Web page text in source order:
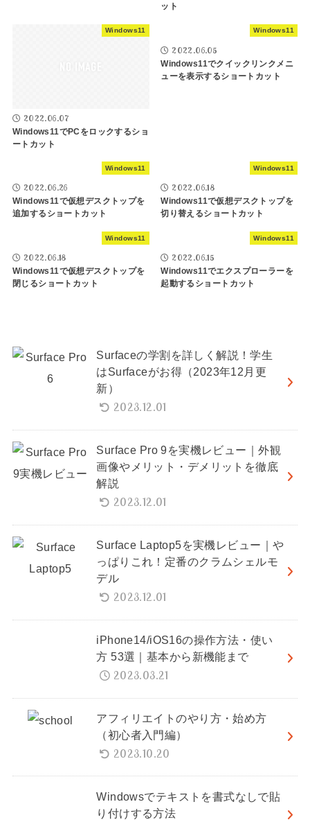
ット
Windows11
2022.06.07
Windows11でPCをロックするショ
ートカット
Windows11
2022.06.05
Windows11でクイックリンクメニ
ューを表示するショートカット
Windows11
2022.06.26
Windows11で仮想デスクトップを
追加するショートカット
Windows11
2022.06.18
Windows11で仮想デスクトップを
切り替えるショートカット
Windows11
2022.06.18
Windows11で仮想デスクトップを
閉じるショートカット
Windows11
2022.06.15
Windows11でエクスプローラーを
起動するショートカット
Surfaceの学割を詳しく解説！学生
はSurfaceがお得（2023年12月更
新）
2023.12.01
Surface Pro 9を実機レビュー｜外観
画像やメリット・デメリットを徹底
解説
2023.12.01
Surface Laptop5を実機レビュー｜や
っぱりこれ！定番のクラムシェルモ
デル
2023.12.01
iPhone14/iOS16の操作方法・使い
方 53選｜基本から新機能まで
2023.03.21
アフィリエイトのやり方・始め方
（初心者入門編）
2023.10.20
Windowsでテキストを書式なしで貼
り付けする方法